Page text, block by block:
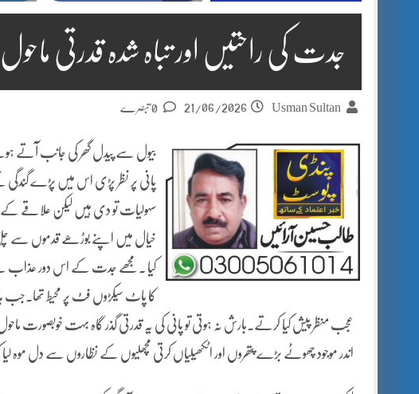
جدت کی راحتیں اور تباہ شدہ قدرتی ماحول
Usman Sultan
21/06/2026
بیول سے پیدل گھر کی جانب آتے
پانی پر نظر پڑی اس میں پڑے گندگی
سہولیات تو دی ہیں لیکن علاقے کے
خیال میں اپنے بوڑھے قدموں سے چل
کیا ۔مجھے جدت کے اس دور عذاب
کا پاٹ سیکڑوں فٹ پر محیط تھا۔جب
عجب منظر پیش کیا کرتے۔بارش نہ ہوتی تو پانی کی یہ قدرتی گذر گاہ بہت خوبصورت
اندر موجود چھوٹے بڑے پتھروں اور اٹکھیلیاں کرتی مچھلیوں کے نظاروں سے دل موہ لیا